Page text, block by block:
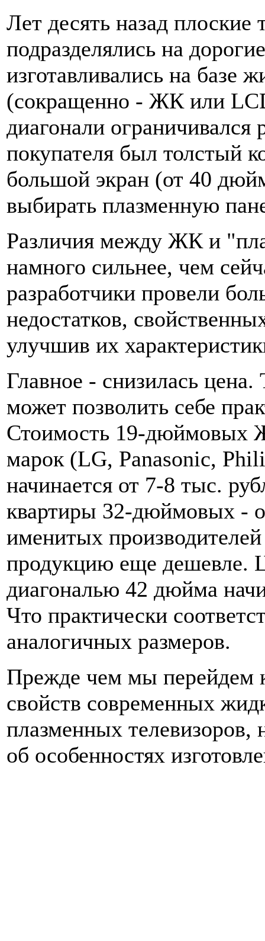
Лет десять назад плоские
подразделялись на
изготавливались на базе
(сокращенно - ЖК или
диагонали
покупателя был толстый
большой экран (от 40
выбирать плазменную
Различия между ЖК и
намного сильнее, чем
разработчики провели
недостатков,
улучшив их
Главное - снизилась
может позволить себе
Стоимость 19-дюймовых
марок (LG, Panasonic,
начинается от 7-8 тыс.
квартиры 32-дюймовых -
именитых
продукцию еще дешевле.
диагональю 42 дюйма
Что практически
аналогичных размеров.
Прежде чем мы перейдем
свойств современных
плазменных телевизоров,
об особенностях